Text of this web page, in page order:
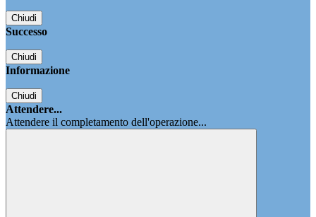
Chiudi
Successo
Chiudi
Informazione
Chiudi
Attendere...
Attendere il completamento dell'operazione...